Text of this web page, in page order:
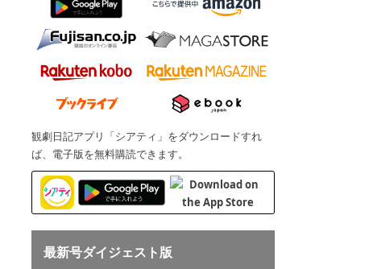
観劇日記アプリ「シアティ」をダウンロードすれ
ば、電子版を無料購読できます。
最新号ダイジェスト版